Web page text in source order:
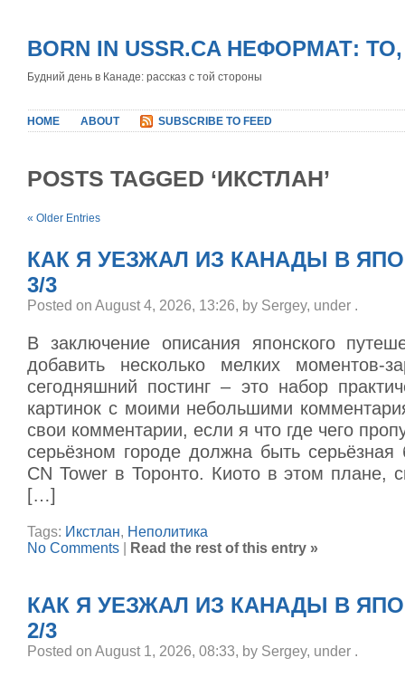
BORN IN USSR.CA НЕФОРМАТ:
Будний день в Канаде: рассказ с той стороны
HOME ABOUT SUBSCRIBE TO FEED
POSTS TAGGED ‘ИКСТЛАН’
« Older Entries
КАК Я УЕЗЖАЛ ИЗ КАНАДЫ В
3/3
Posted on August 4, 2026, 13:26, by Sergey, under .
В заключение описания японского
добавить несколько мелких моментов-
сегодняшний постинг – это набор
картинок с моими небольшими
свои комментарии, если я что где чего
серьёзном городе должна быть
CN Tower в Торонто. Киото в этом плане,
[…]
Tags: Икстлан, Неполитика
No Comments
Read the rest of this entry »
КАК Я УЕЗЖАЛ ИЗ КАНАДЫ В
2/3
Posted on August 1, 2026, 08:33, by Sergey, under .